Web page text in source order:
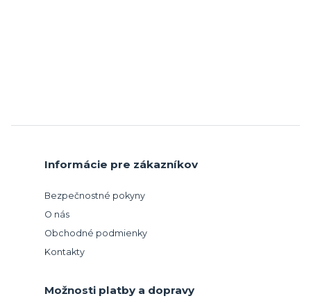
Informácie pre zákazníkov
Bezpečnostné pokyny
O nás
Obchodné podmienky
Kontakty
Možnosti platby a dopravy